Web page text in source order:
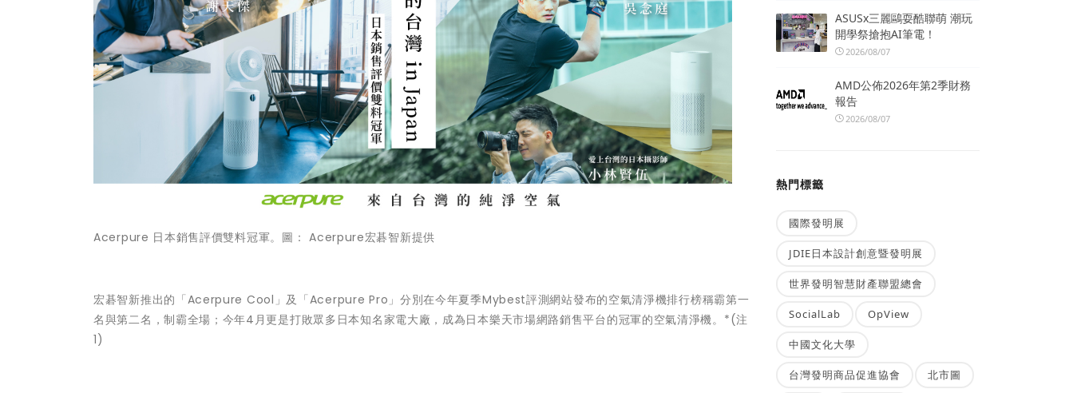
Acerpure 日本銷售評價雙料冠軍。圖： Acerpure宏碁智新提供
宏碁智新推出的「Acerpure Cool」及「Acerpure Pro」分別在今年夏季Mybest評測網站發布的空氣清淨機排行榜稱霸第一
名與第二名，制霸全場；今年4月更是打敗眾多日本知名家電大廠，成為日本樂天市場網路銷售平台的冠軍的空氣清淨機。*(注
1)
ASUSx三麗鷗耍酷聯萌 潮玩
開學祭搶抱AI筆電！
2026/08/07
AMD公佈2026年第2季財務
報告
2026/08/07
熱門標籤
國際發明展
JDIE日本設計創意暨發明展
世界發明智慧財產聯盟總會
SocialLab OpView
中國文化大學
台灣發明商品促進協會 北市圖